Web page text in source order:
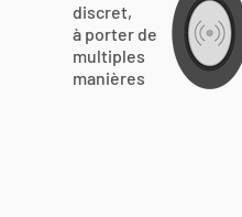
discret,
à porter de
multiples
manières